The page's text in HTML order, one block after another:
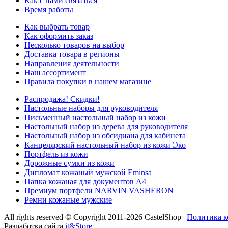
Время работы
Как выбрать товар
Как оформить заказ
Несколько товаров на выбор
Доставка товара в регионы
Направления деятельности
Наш ассортимент
Правила покупки в нашем магазине
Распродажа! Скидки!
Настольные наборы для руководителя
Письменный настольный набор из кожи
Настольный набор из дерева для руководителя
Настольный набор из обсидиана для кабинета
Канцелярский настольный набор из кожи Эко
Портфель из кожи
Дорожные сумки из кожи
Дипломат кожаный мужской Eminsa
Папка кожаная для документов А4
Премиум портфели NARVIN VASHERON
Ремни кожаные мужские
All rights reserved © Copyright 2011-2026 CastelShop | Политика